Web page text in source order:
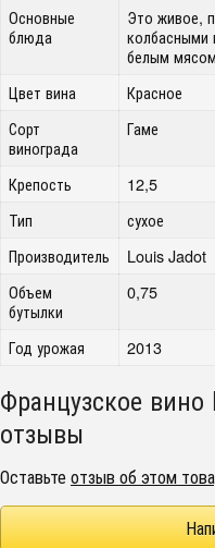
Основные
блюда
Это живое,
колбасными
белым
Цвет вина
Красное
Сорт
винограда
Гаме
Крепость
12,5
Тип
сухое
Производитель
Louis Jadot
Объем
бутылки
0,75
Год урожая 2013
Французское
отзывы
Оставьтеотзыв об этом